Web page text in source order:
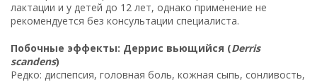
лактации и у детей до 12 лет, однако применение не
рекомендуется без консультации специалиста.
Побочные эффекты: Деррис вьющийся (Derris
scandens)
Редко: диспепсия, головная боль, кожная сыпь, сонливость,